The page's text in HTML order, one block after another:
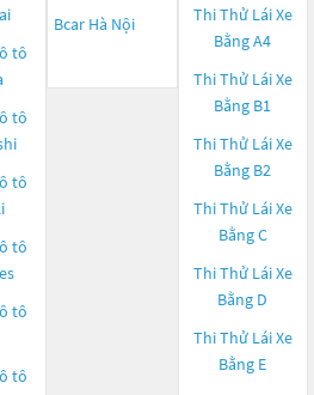
tô
tô
tô
tô
tô
tô
Bcar Hà Nội
Thi Thử Lái Xe
Bằng A4
Thi Thử Lái Xe
Bằng B1
Thi Thử Lái Xe
Bằng B2
Thi Thử Lái Xe
Bằng C
Thi Thử Lái Xe
Bằng D
Thi Thử Lái Xe
Bằng E